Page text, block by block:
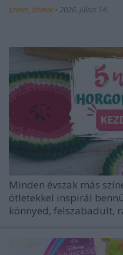
színes_ötletek • 2026. július 14.
Minden évszak más
ötletekkel inspirál
könnyed, felszabadult,